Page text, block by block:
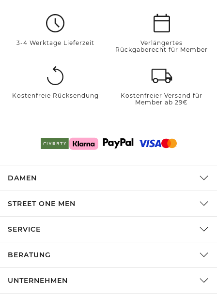
3-4 Werktage Lieferzeit
Verlängertes
Rückgaberecht für Member
Kostenfreie Rücksendung
Kostenfreier Versand für
Member ab 29€
DAMEN
STREET ONE MEN
SERVICE
BERATUNG
UNTERNEHMEN